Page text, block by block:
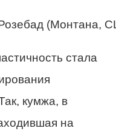
(Монтана,
стала
кумжа, в
на